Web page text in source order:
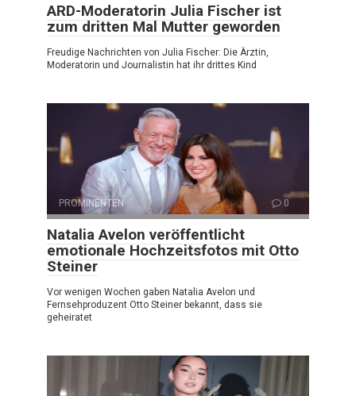
ARD-Moderatorin Julia Fischer ist
zum dritten Mal Mutter geworden
Freudige Nachrichten von Julia Fischer: Die Ärztin,
Moderatorin und Journalistin hat ihr drittes Kind
PROMINENTEN 0
Natalia Avelon veröffentlicht
emotionale Hochzeitsfotos mit Otto
Steiner
Vor wenigen Wochen gaben Natalia Avelon und
Fernsehproduzent Otto Steiner bekannt, dass sie
geheiratet